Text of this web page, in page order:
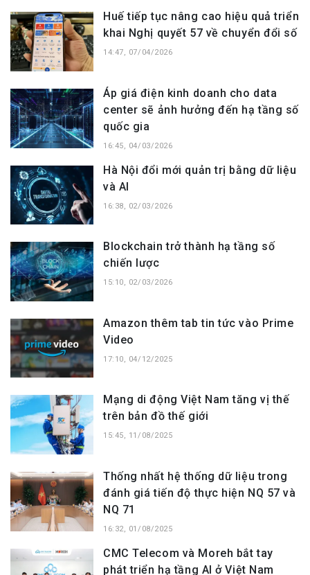
Huế tiếp tục nâng cao hiệu quả triển
khai Nghị quyết 57 về chuyển đổi số
14:47, 07/04/2026
Áp giá điện kinh doanh cho data
center sẽ ảnh hưởng đến hạ tầng số
quốc gia
16:45, 04/03/2026
Hà Nội đổi mới quản trị bằng dữ liệu
và AI
16:38, 02/03/2026
Blockchain trở thành hạ tầng số
chiến lược
15:10, 02/03/2026
Amazon thêm tab tin tức vào Prime
Video
17:10, 04/12/2025
Mạng di động Việt Nam tăng vị thế
trên bản đồ thế giới
15:45, 11/08/2025
Thống nhất hệ thống dữ liệu trong
đánh giá tiến độ thực hiện NQ 57 và
NQ 71
16:32, 01/08/2025
CMC Telecom và Moreh bắt tay
phát triển hạ tầng AI ở Việt Nam